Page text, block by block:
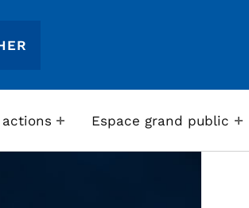
actions Espace grand public